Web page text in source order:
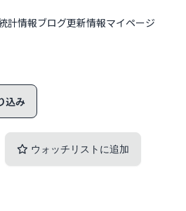
計情報ブログ更新情報マイページ
ウォッチリストに追加